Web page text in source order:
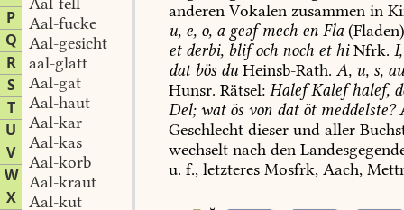
P
Q
R
S
T
U
V
W
X
Aal-fucke
Aal-gesicht
aal-glatt
Aal-gat
Aal-haut
Aal-kar
Aal-kas
Aal-korb
Aal-kraut
Aal-kut
anderen Vokalen zusammen in
u, e, o, ageəfmech en Fla
etderbi, blifoch noch ethiNfrk. I,
datbös du Heinsb-Rath. A, u, s,
Hunsr. Rätsel: HalefKalefhalef,
Del;watös von datötmeddelste?
Geschlecht dieser und aller
wechselt nach den
u. f., letzteres Mosfrk, Aach,